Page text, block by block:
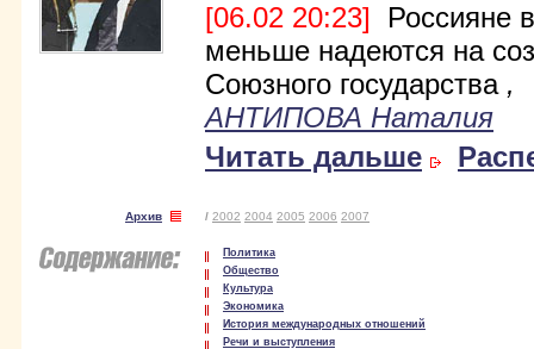
[06.02 20:23] Россияне
меньше надеются на
Союзного государства ,
АНТИПОВА Наталия
Читать дальше
Архив / 2002 2004 2005 2006 2007
Политика
Общество
Культура
Экономика
История международных отношений
Речи и выступления